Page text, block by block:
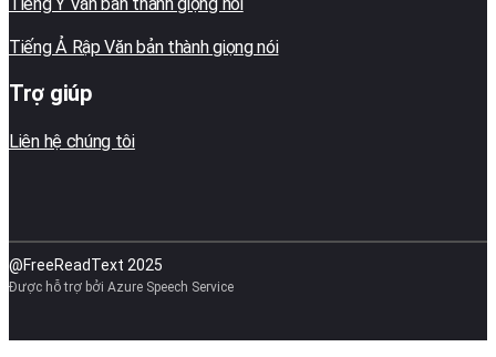
Tiếng Ả Rập Văn bản thành giọng nói
Trợ giúp
Liên hệ chúng tôi
@FreeReadText 2025
Được hỗ trợ bởi Azure Speech Service